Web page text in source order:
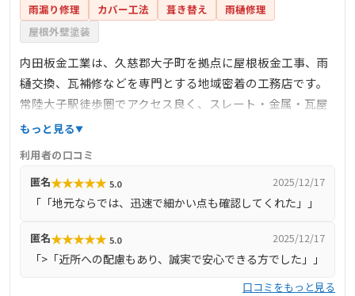
雨漏り修理 カバー工法 葺き替え
雨樋修理
屋根外壁塗装
内田板金工業は、久慈郡大子町を拠点に屋根板金工事、雨
樋交換、瓦補修などを専門とする地域密着の工務店です。
常陸大子駅徒歩圏でアクセス良く、スレート・金属・瓦屋
根への対応実績があり、地元の小規模住宅から古民家まで
でも紹介され、地域住民との信頼関係を築いています。書
面での詳細な施工実績や見積は公開されていませんが、直
接の相談・見積もりでしっかり対応。口コミでは「地元な
雨漏りなどにも柔軟に対応しており、久慈郡で頼れる中小
工務店としておすすめの一社です。
もっと見る
利用者の口コミ
匿名★★★★★ 5.0 2025/12/17
「「地元ならでは、迅速で細かい点も確認してくれた」」
匿名★★★★★ 5.0 2025/12/17
「>「近所への配慮もあり、誠実で安心できる方でした」」
口コミをもっと見る